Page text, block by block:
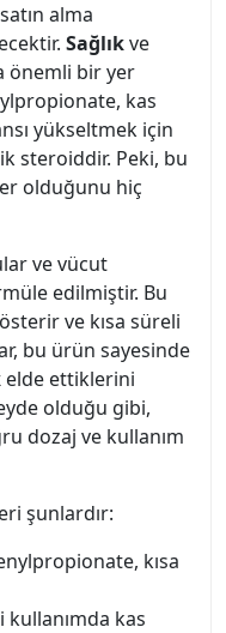
alma
Sağlıkve
önemli bir yer
kas
yükseltmek için
steroiddir. Peki, bu
olduğunu hiç
ve vücut
edilmiştir. Bu
ve kısa süreli
bu ürün sayesinde
elde ettiklerini
olduğu gibi,
dozaj ve kullanım
şunlardır:
kısa
kullanımda kas